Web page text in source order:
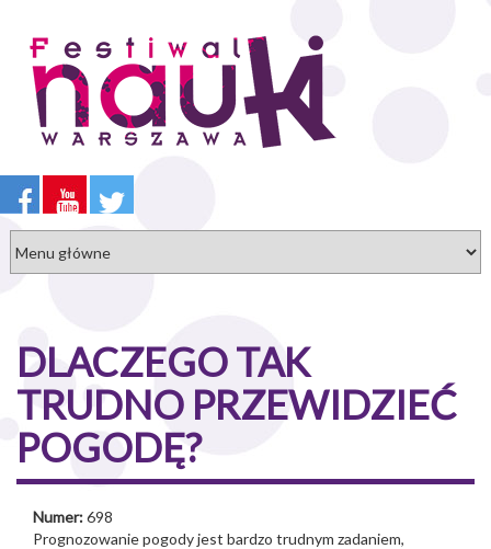
treści
DLACZEGO TAK
TRUDNO PRZEWIDZIEĆ
POGODĘ?
Numer:698
Prognozowanie pogody jest bardzo trudnym zadaniem,